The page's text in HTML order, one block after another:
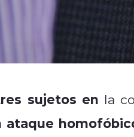
sujetos en la
ataque